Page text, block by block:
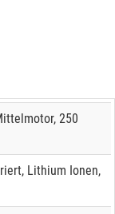
250
Lithium Ionen,